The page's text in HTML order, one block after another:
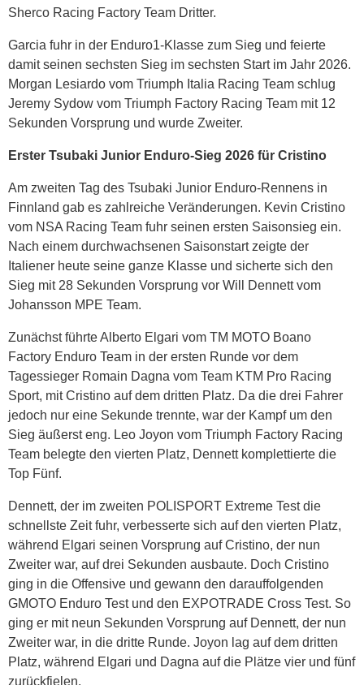
Sherco Racing Factory Team Dritter.
Garcia fuhr in der Enduro1-Klasse zum Sieg und feierte
damit seinen sechsten Sieg im sechsten Start im Jahr 2026.
Morgan Lesiardo vom Triumph Italia Racing Team schlug
Jeremy Sydow vom Triumph Factory Racing Team mit 12
Sekunden Vorsprung und wurde Zweiter.
Erster Tsubaki Junior Enduro-Sieg 2026 für Cristino
Am zweiten Tag des Tsubaki Junior Enduro-Rennens in
Finnland gab es zahlreiche Veränderungen. Kevin Cristino
vom NSA Racing Team fuhr seinen ersten Saisonsieg ein.
Nach einem durchwachsenen Saisonstart zeigte der
Italiener heute seine ganze Klasse und sicherte sich den
Sieg mit 28 Sekunden Vorsprung vor Will Dennett vom
Johansson MPE Team.
Zunächst führte Alberto Elgari vom TM MOTO Boano
Factory Enduro Team in der ersten Runde vor dem
Tagessieger Romain Dagna vom Team KTM Pro Racing
Sport, mit Cristino auf dem dritten Platz. Da die drei Fahrer
jedoch nur eine Sekunde trennte, war der Kampf um den
Sieg äußerst eng. Leo Joyon vom Triumph Factory Racing
Team belegte den vierten Platz, Dennett komplettierte die
Top Fünf.
Dennett, der im zweiten POLISPORT Extreme Test die
schnellste Zeit fuhr, verbesserte sich auf den vierten Platz,
während Elgari seinen Vorsprung auf Cristino, der nun
Zweiter war, auf drei Sekunden ausbaute. Doch Cristino
ging in die Offensive und gewann den darauffolgenden
GMOTO Enduro Test und den EXPOTRADE Cross Test. So
ging er mit neun Sekunden Vorsprung auf Dennett, der nun
Zweiter war, in die dritte Runde. Joyon lag auf dem dritten
Platz, während Elgari und Dagna auf die Plätze vier und fünf
zurückfielen.